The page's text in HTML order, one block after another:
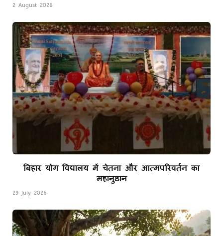
2 August 2026
बिहार योग विद्यालय में चेतना और आत्मपरिवर्तन का
महानुष्ठान
29 July 2026